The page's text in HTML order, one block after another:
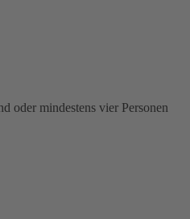
oder mindestens vier Personen